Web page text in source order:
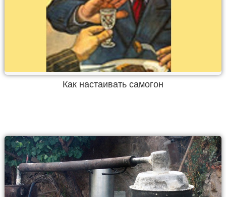
Как настаивать самогон